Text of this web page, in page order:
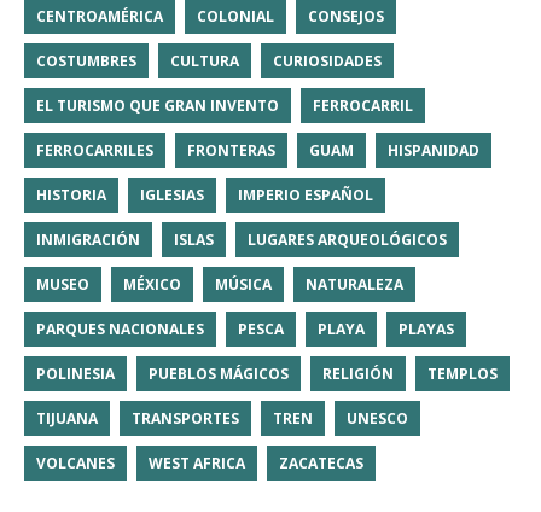
CENTROAMÉRICA COLONIAL CONSEJOS
COSTUMBRES CULTURA CURIOSIDADES
EL TURISMO QUE GRAN INVENTO FERROCARRIL
FERROCARRILES FRONTERAS GUAM HISPANIDAD
HISTORIA IGLESIAS IMPERIO ESPAÑOL
INMIGRACIÓN ISLAS LUGARES ARQUEOLÓGICOS
MUSEO MÉXICO MÚSICA NATURALEZA
PARQUES NACIONALES PESCA PLAYA PLAYAS
POLINESIA PUEBLOS MÁGICOS RELIGIÓN TEMPLOS
TIJUANA TRANSPORTES TREN UNESCO
VOLCANES WEST AFRICA ZACATECAS